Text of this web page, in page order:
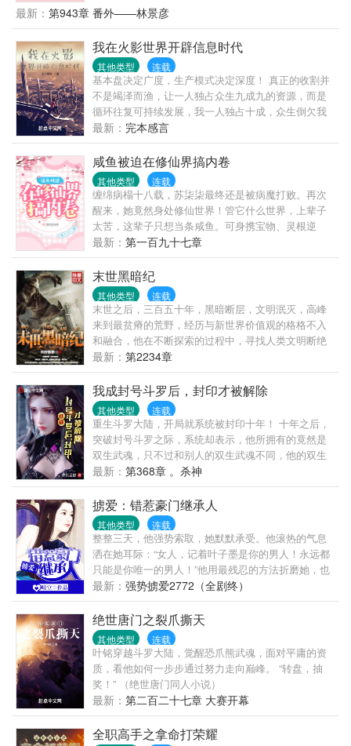
纸，苏禾很不适应，但还要面临找工作的压力……
哎，她还是个孩子啊，还有她刚考上的大学啊，没
啦！！！……认清事实后，苏禾开始了在六十年代的
求生生涯，并且一不小心，竟然端上了铁饭碗，还把
整个老苏家都带起来了！不止活成了人人羡慕的样
子，还有了幸福的家庭，日子过得风生水起，在六七
十年代，活出了她想要的生活……
最新： 第943章 番外——林景彦
我在火影世界开辟信息时代
其他类型 连载
基本盘决定广度，生产模式决定深度！ 真正的收割并
不是竭泽而渔，让一人独占众生九成九的资源，而是
循环往复可持续发展，我一人独占十成，众生倒欠我
九成！ 无限互联的诞生让忍界进入信息时代，渡边彻
表示，整个忍界都是我的苗圃，大筒木来了也是我的
韭菜！
最新： 完本感言
咸鱼被迫在修仙界搞内卷
其他类型 连载
缠绵病榻十八载，苏柒柒最终还是被病魔打败。再次
醒来，她竟然身处修仙世界！管它什么世界，上辈子
太苦，这辈子只想当条咸鱼。可身携宝物、灵根逆
天，被各各路人马觊觎，再咸鱼下去她真成了盘中餐
了。卷卷卷，炼丹颗颗达九品！卷卷卷，炼器把把出
神兵！卷卷卷...
最新： 第一百九十七章
末世黑暗纪
其他类型 连载
末世之后，三百五十年，黑暗断层，文明泯灭，高峰
来到最贫瘠的荒野，经历与新世界价值观的格格不入
和融合，他在不断探索的过程中，寻找人类文明断绝
的原因，并在与末世统治者的斗争中不断的挖掘历史
的真相，从一个意外的旅人转变成带领人类寻找文明
复兴的领头人。 杀戮，背叛，热血，友情，阴谋，战
争，一切都在高峰的末世之旅上演，身世的迷茫，新
人类的进化方式，旧文明的苟延残喘，
最新： 第2234章
我成封号斗罗后，封印才被解除
其他类型 连载
重生斗罗大陆，开局就系统被封印十年！ 十年之后，
突破封号斗罗之际，系统却表示，他所拥有的竟然是
双生武魂，只不过和别人的双生武魂不同，他的双生
武魂是直接融为一体的，可以随时转换形态的。 本以
为他所拥有的是兽武魂雷霆白龙。 却不想，龙还能转
型成为器武魂曙光铠！ 本书又名（斗罗之我的双生武
魂合二为一）（老曹家优秀后辈）
最新： 第368章 。杀神
掳爱：错惹豪门继承人
其他类型 连载
整整三天，他强势索取，她默默承受。他滚热的气息
洒在她耳际：“女人，记着叶子墨是你的男人！永远都
只能是你唯一的男人！”他用最残忍的方法折磨她，也
用最甜蜜的方式宠爱她。她以为，高高在上的亿万总
裁爱上了她这个小小女佣。她珠胎暗结之时，他却一
声令下：孩子打掉！这个女人，让她在这个世界消
失……
最新： 强势掳爱2772（全剧终）
绝世唐门之裂爪撕天
其他类型 连载
叶铭穿越斗罗大陆，觉醒恐爪熊武魂，面对平庸的资
质，看他如何一步步通过努力走向巅峰。 “转盘，抽
奖！” （绝世唐门同人小说）
最新： 第二百二十七章 大赛开幕
全职高手之拿命打荣耀